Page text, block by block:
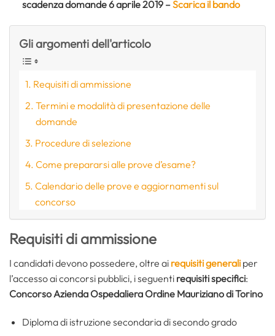
scadenza domande 6 aprile 2019 –Scarica il bando
Gli argomenti dell'articolo
Requisiti di ammissione
Termini e modalità di presentazione delle
domande
Procedure di selezione
Come prepararsi alle prove d’esame?
Calendario delle prove e aggiornamenti sul
concorso
Requisiti di ammissione
I candidati devono possedere, oltre ai requisiti generali per
l’accesso ai concorsi pubblici, i seguenti requisiti specifici:
Concorso Azienda Ospedaliera Ordine Mauriziano di Torino
Diploma di istruzione secondaria di secondo grado